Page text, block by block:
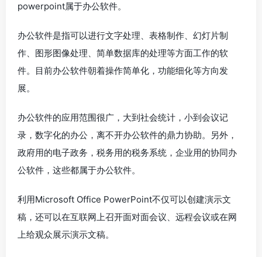
powerpoint属于办公软件。
办公软件是指可以进行文字处理、表格制作、幻灯片制
作、图形图像处理、简单数据库的处理等方面工作的软
件。目前办公软件朝着操作简单化，功能细化等方向发
展。
办公软件的应用范围很广，大到社会统计，小到会议记
录，数字化的办公，离不开办公软件的鼎力协助。另外，
政府用的电子政务，税务用的税务系统，企业用的协同办
公软件，这些都属于办公软件。
利用Microsoft Office PowerPoint不仅可以创建演示文
稿，还可以在互联网上召开面对面会议、远程会议或在网
上给观众展示演示文稿。